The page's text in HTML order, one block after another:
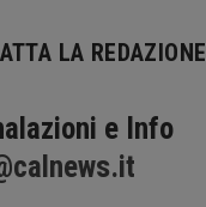
LA REDAZIONE
e Info